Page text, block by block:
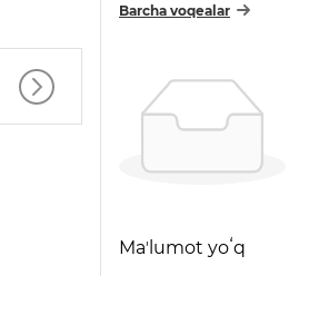
Barcha voqealar
Maʼlumot yoʻq